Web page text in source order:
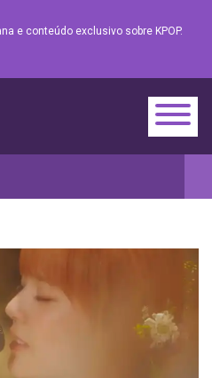
e conteúdo exclusivo sobre KPOP.